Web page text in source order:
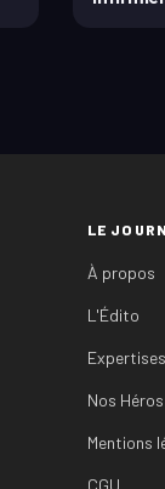
LE
À propos
L'Édito
Expertises
Nos
Mentions
CGU